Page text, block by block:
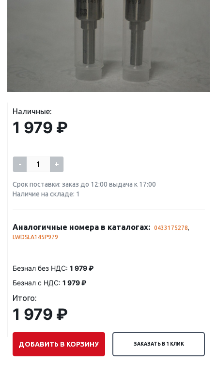
Наличные:
1 979 ₽
- +
Срок поставки: заказ до 12:00 выдача к 17:00
Наличие на складе: 1
Аналогичные номера в каталогах: 0433175278,
LWDSLA145P979
Безнал без НДС: 1 979 ₽
Безнал с НДС: 1 979 ₽
Итого:
1 979 ₽
ДОБАВИТЬ В КОРЗИНУ ЗАКАЗАТЬ В 1 КЛИК